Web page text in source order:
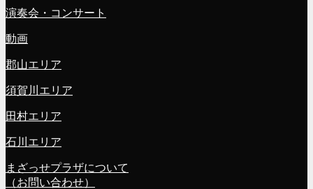
演奏会・コンサート
動画
郡山エリア
須賀川エリア
田村エリア
石川エリア
まざっせプラザについて
（お問い合わせ）